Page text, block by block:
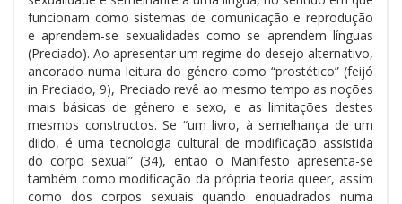
funcionam como sistemas de comunicação e reprodução
e aprendem-se sexualidades como se aprendem línguas
(Preciado). Ao apresentar um regime do desejo alternativo,
ancorado numa leitura do género como “prostético” (feijó
in Preciado, 9), Preciado revê ao mesmo tempo as noções
mais básicas de género e sexo, e as limitações destes
mesmos constructos. Se “um livro, à semelhança de um
dildo, é uma tecnologia cultural de modificação assistida
do corpo sexual” (34), então o Manifesto apresenta-se
também como modificação da própria teoria queer, assim
como dos corpos sexuais quando enquadrados numa